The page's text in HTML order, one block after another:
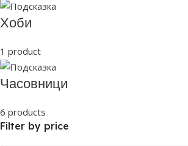
Хоби
1 product
Часовници
6 products
Filter by price